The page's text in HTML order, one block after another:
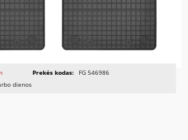
Prekės kodas:
FG 546986
dienos